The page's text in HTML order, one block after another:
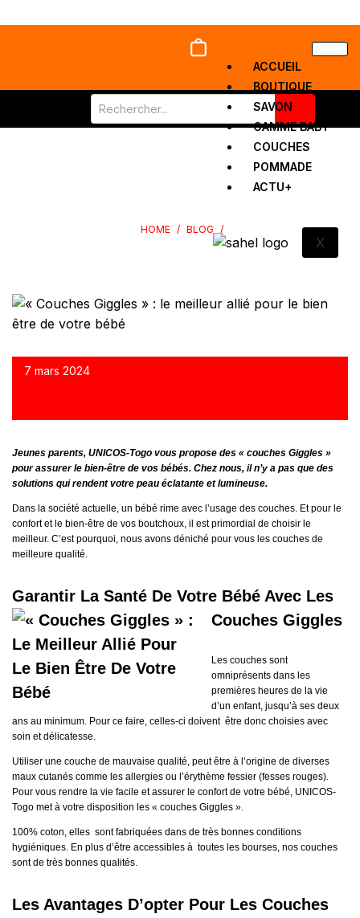
ACCUEIL
BOUTIQUE
SAVON
GAMME BABY
COUCHES
POMMADE
ACTU+
X
« COUCHES GIGGLES » : LE MEILLEUR ALLIÉ POUR LE BIEN ÊTRE DE
HOME / BLOG /
« COUCHES GIGGLES » : LE MEILLEUR ALLIÉ POUR LE BIEN ÊTRE
7 mars 2024
Jeunes parents, UNICOS-Togo vous propose des « couches Giggles »
pour assurer le bien-être de vos bébés. Chez nous, il n’y a pas que des
solutions qui rendent votre peau éclatante et lumineuse.
Dans la société actuelle, un bébé rime avec l’usage des couches. Et pour le
confort et le bien-être de vos boutchoux, il est primordial de choisir le
meilleur. C’est pourquoi, nous avons déniché pour vous les couches de
meilleure qualité.
Garantir La Santé De Votre Bébé Avec Les
Couches Giggles
Les couches sont
omniprésents dans les
premières heures de la vie
d’un enfant, jusqu’à ses deux
ans au minimum. Pour ce faire, celles-ci doivent être donc choisies avec
soin et délicatesse.
Utiliser une couche de mauvaise qualité, peut être à l’origine de diverses
maux cutanés comme les allergies ou l’érythème fessier (fesses rouges).
Pour vous rendre la vie facile et assurer le confort de votre bébé, UNICOS-
Togo met à votre disposition les « couches Giggles ».
100% coton, elles sont fabriquées dans de très bonnes conditions
hygiéniques. En plus d’être accessibles à toutes les bourses, nos couches
sont de très bonnes qualités.
Les Avantages D’opter Pour Les Couches